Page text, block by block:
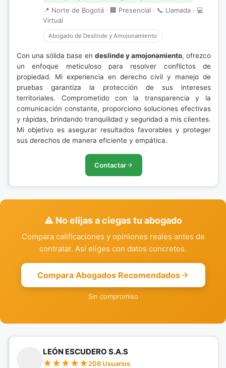
📍 Norte de Bogotá · 🏢 Presencial · 📞 Llamada · 💻
Virtual
Abogado de Deslinde y Amojonamiento
Con una sólida base en deslinde y amojonamiento, ofrezco
un enfoque meticuloso para resolver conflictos de
propiedad. Mi experiencia en derecho civil y manejo de
pruebas garantiza la protección de sus intereses
territoriales. Comprometido con la transparencia y la
comunicación constante, proporciono soluciones efectivas
y rápidas, brindando tranquilidad y seguridad a mis clientes.
Mi objetivo es asegurar resultados favorables y proteger
sus derechos de manera eficiente y empática.
Contactar
⚠️ No elijas a ciegas tu abogado
Compara calificaciones y opiniones reales antes de
contratar. Así eliges con datos concretos.
Compara Abogados Recomendados
Sin compromiso
LEÓN ESCUDERO S.A.S
208 Usuarios